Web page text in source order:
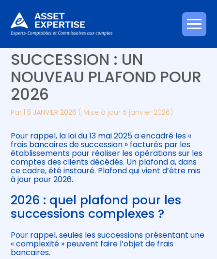
Aller
au
Créer et reprendre une activité
Gérer votre quotidien
Piloter votre entreprise
Développer votre entreprise
Être prêt pour la facturation
électronique
Piloter votre gestion
Suivre votre comptabilité
Gérer vos ressources humaines
FRAIS BANCAIRES DE
SUCCESSION : UN
NOUVEAU PLAFOND POUR
2026
Par |5 JANVIER 2026 ( Mise à jour 5 janvier 2026)
Pour rappel, la loi du 13 mai 2025 a encadré les «
frais bancaires de succession » facturés par les
établissements pour réaliser les opérations sur les
comptes des clients décédés. Un plafond a, dans
ce cadre, été instauré. Plafond qui vient d’être mis
à jour pour 2026.
2026 : quel plafond pour les
successions complexes ?
Pour rappel, seules les successions présentant une
« complexité » peuvent faire l’objet de frais
bancaires.